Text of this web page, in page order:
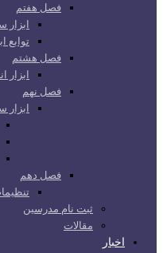
فصل هفتم
ابزار
توابع
فصل هشتم
ابزار
فصل نهم
فصل دهم
ثبت نام مدرسین
مقالات
اخبار